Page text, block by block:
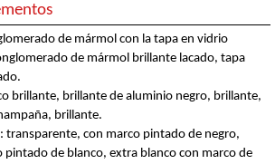
de mármol con la tapa en vidrio
de mármol brillante lacado, tapa
brillante, brillante de aluminio negro, brillante,
brillante.
transparente, con marco pintado de negro,
pintado de blanco, extra blanco con marco de